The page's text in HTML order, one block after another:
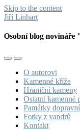
Skip to the content
Jiří Linhart
Osobní blog novináře
Toggle
mobile
menu
Toggle
the
search
field
O autorovi
Kamenné kříže
Hraniční kameny
Ostatní kamenné
Památky
Fotky z vandrů
Kontakt